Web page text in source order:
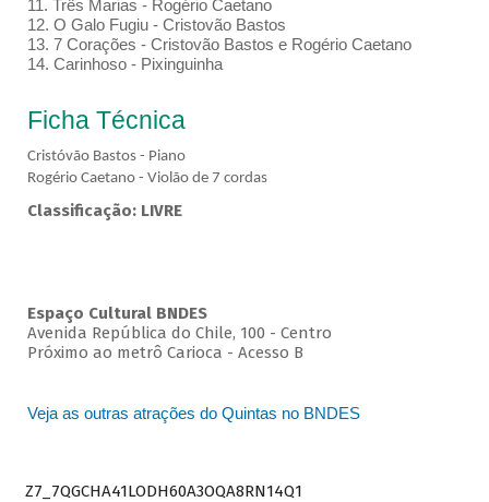
11. Três Marias - Rogério Caetano
12. O Galo Fugiu - Cristovão Bastos
13. 7 Corações - Cristovão Bastos e Rogério Caetano
14. Carinhoso - Pixinguinha
Ficha Técnica
Cristóvão Bastos - Piano
Rogério Caetano - Violão de 7 cordas
Classificação: LIVRE
Espaço Cultural BNDES
Avenida República do Chile, 100 - Centro
Próximo ao metrô Carioca - Acesso B
Veja as outras atrações do Quintas no BNDES
Z7_7QGCHA41LODH60A3OQA8RN14Q1